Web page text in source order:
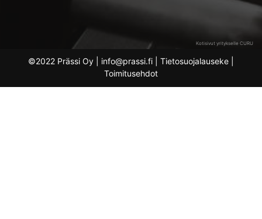
Kotisivut yritykselle CURU
©2022 Prässi Oy | info@prassi.fi | Tietosuojalauseke
Toimitusehdot